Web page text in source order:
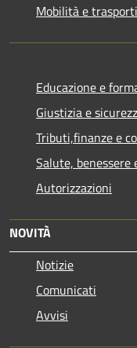
Mobilità e trasporti
Educazione e
Giustizia e
Tributi,finanze e
Salute, benessere
Autorizzazioni
NOVITÀ
Notizie
Comunicati
Avvisi